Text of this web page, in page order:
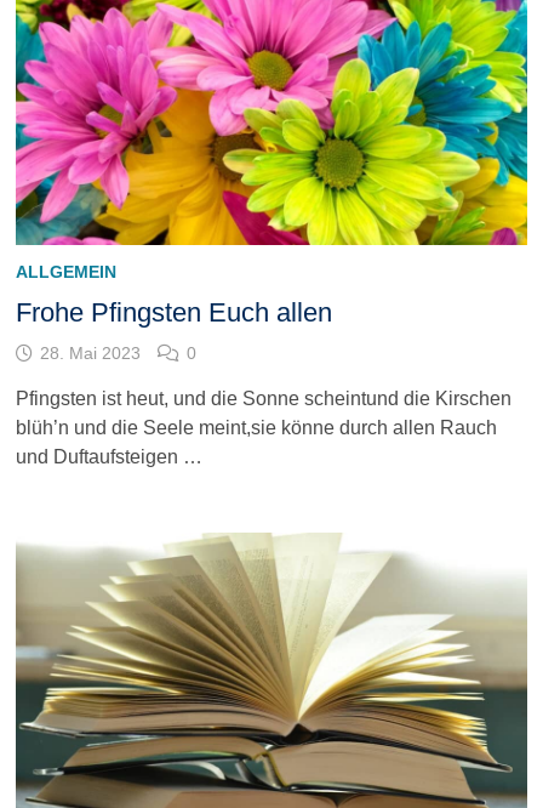
ALLGEMEIN
Frohe Pfingsten Euch allen
28. Mai 2023 0
Pfingsten ist heut, und die Sonne scheintund die Kirschen
blüh’n und die Seele meint,sie könne durch allen Rauch
und Duftaufsteigen …